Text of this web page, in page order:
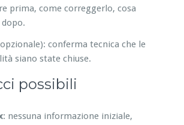
prima, come correggerlo, cosa
conferma tecnica che le
siano state chiuse.
possibili
: nessuna informazione iniziale,